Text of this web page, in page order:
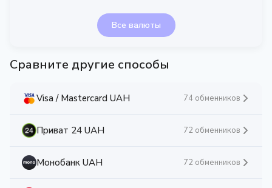
Все валюты
Сравните другие способы
Visa / Mastercard UAH 74 обменников
Приват 24 UAH 72 обменников
Монобанк UAH 72 обменников